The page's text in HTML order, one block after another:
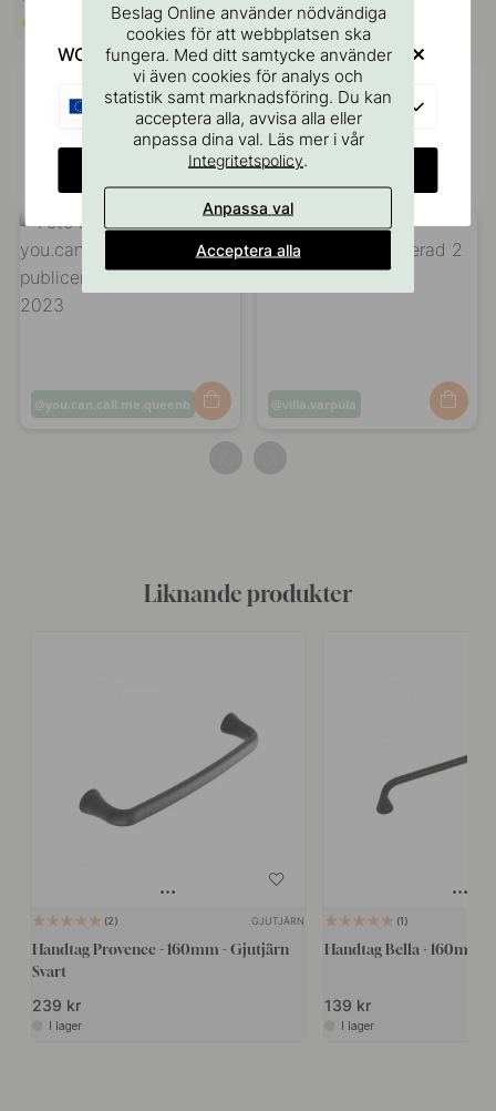
Inspireras av andra
Tagga dina bilder med #beslagonline &
@beslagonline för att synas här!
Inlägg
you.can.call.me.queenb
Inlägg
villa.varpula
Liknande produkter
2 GJUTJÄRN
Handtag Provence - 160mm - Gjutjärn
Svart
239 kr
I lager
1
Handtag Bella - 160mm -
139 kr
I lager
Beslag Online använder nödvändiga
cookies för att webbplatsen ska
fungera. Med ditt samtycke använder
vi även cookies för analys och
statistik samt marknadsföring. Du kan
acceptera alla, avvisa alla eller
anpassa dina val. Läs mer i vår
Integritetspolicy.
Anpassa val
Acceptera alla
WOULD YOU RATHER VISIT?
EU
CHANGE COUNTRY